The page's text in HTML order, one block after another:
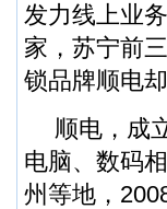
发力线上业
家，苏宁前
锁品牌顺电
顺电，成
电脑、数码
州等地，